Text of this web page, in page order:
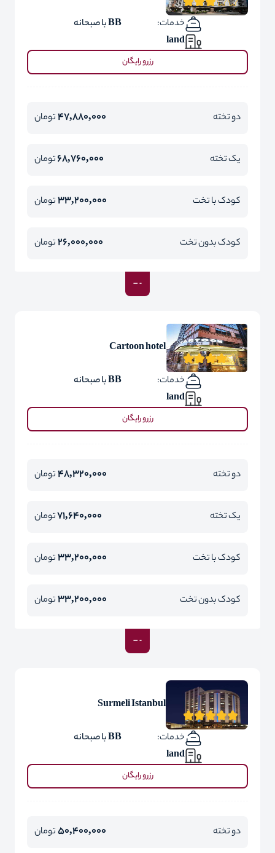
خدمات:
BB با صبحانه
land
رزرو رایگان
دو تخته 47,880,000تومان
یک تخته 68,760,000تومان
کودک با تخت 33,200,000تومان
کودک بدون تخت 26,000,000تومان
Cartoon hotel
خدمات:
BB با صبحانه
land
رزرو رایگان
دو تخته 48,320,000تومان
یک تخته 71,640,000تومان
کودک با تخت 33,200,000تومان
کودک بدون تخت 33,200,000تومان
Surmeli Istanbul
خدمات:
BB با صبحانه
land
رزرو رایگان
دو تخته 50,400,000تومان